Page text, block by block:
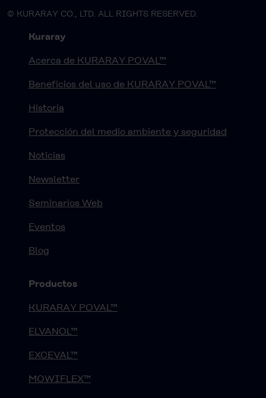
© KURARAY CO., LTD. ALL RIGHTS RESERVED.
Kuraray
Acerca de KURARAY POVAL™
Beneficios del uso de KURARAY POVAL™
Historia
Protección del medio ambiente y seguridad
Noticias
Newsletter
Seminarios Web
Eventos
Blog
Productos
KURARAY POVAL™
ELVANOL™
EXCEVAL™
MOWIFLEX™